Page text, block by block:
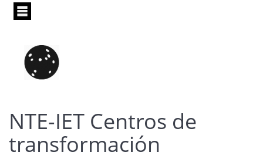
Pasar
principal
NTE-IET Centros de
transformación